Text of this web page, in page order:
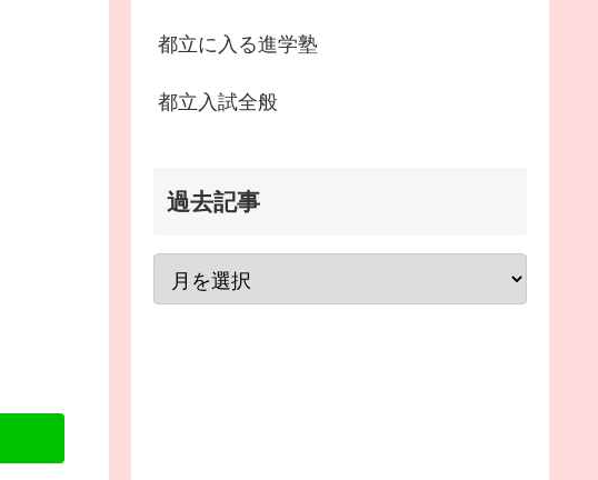
都立に入る進学塾
都立入試全般
過去記事